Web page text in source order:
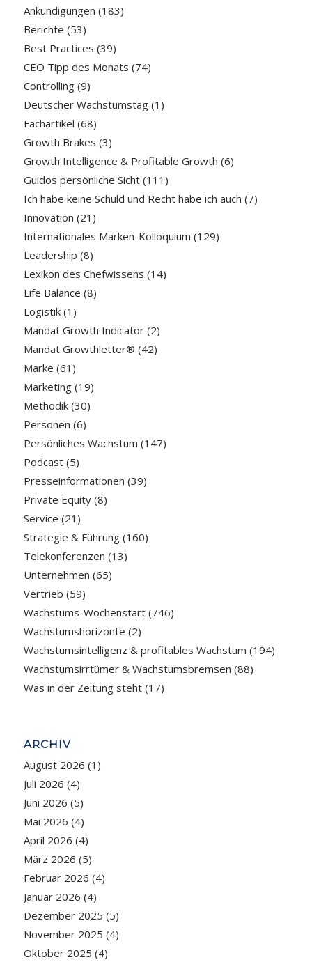
Ankündigungen (183)
Berichte (53)
Best Practices (39)
CEO Tipp des Monats (74)
Controlling(9)
Deutscher Wachstumstag(1)
Fachartikel (68)
Growth Brakes (3)
Growth Intelligence & Profitable Growth (6)
Guidos persönliche Sicht(111)
Ich habe keine Schuld und Recht habe ich auch (7)
Innovation (21)
Internationales Marken-Kolloquium (129)
Leadership (8)
Lexikon des Chefwissens (14)
Life Balance (8)
Logistik(1)
Mandat Growth Indicator(2)
Mandat Growthletter® (42)
Marke (61)
Marketing(19)
Methodik(30)
Personen (6)
Persönliches Wachstum (147)
Podcast(5)
Presseinformationen (39)
Private Equity(8)
Service (21)
Strategie & Führung(160)
Telekonferenzen (13)
Unternehmen (65)
Vertrieb (59)
Wachstums-Wochenstart(746)
Wachstumshorizonte (2)
Wachstumsintelligenz & profitables Wachstum (194)
Wachstumsirrtümer & Wachstumsbremsen (88)
Was in der Zeitung steht(17)
ARCHIV
August 2026 (1)
Juli 2026 (4)
Juni 2026 (5)
Mai 2026 (4)
April 2026 (4)
März 2026 (5)
Februar 2026 (4)
Januar 2026 (4)
Dezember 2025 (5)
November 2025 (4)
Oktober 2025 (4)